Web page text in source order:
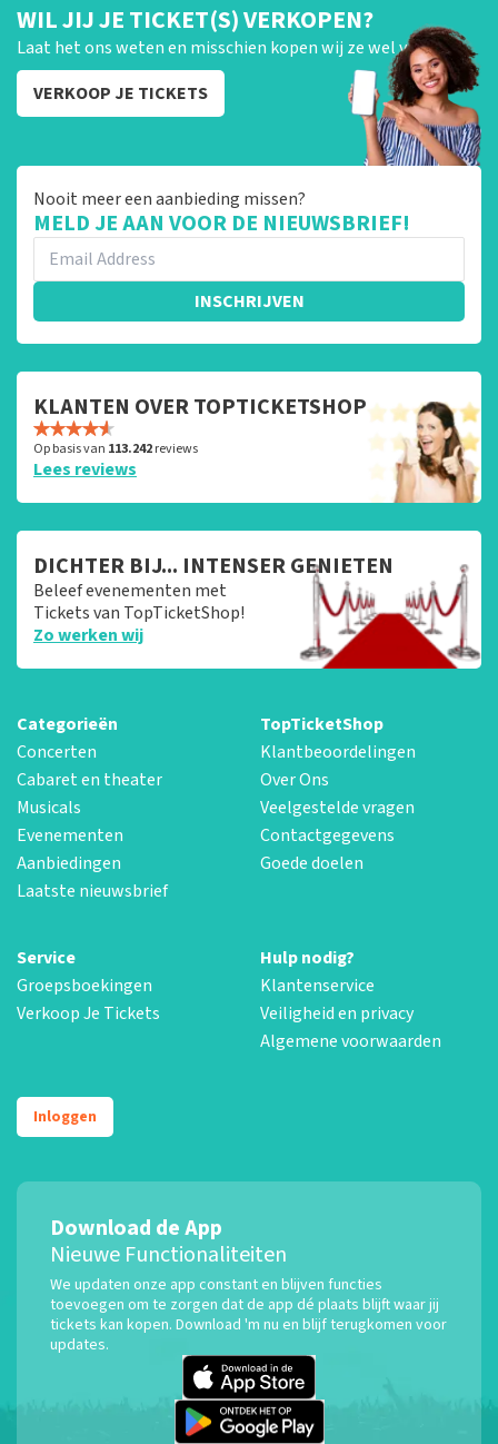
WIL JIJ JE TICKET(S) VERKOPEN?
Laat het ons weten en misschien kopen wij ze wel van je!
VERKOOP JE TICKETS
Nooit meer een aanbieding missen?
MELD JE AAN VOOR DE NIEUWSBRIEF!
INSCHRIJVEN
KLANTEN OVER TOPTICKETSHOP
Op basis van 113.242reviews
Lees reviews
DICHTER BIJ... INTENSER GENIETEN
Beleef evenementen met
Tickets van TopTicketShop!
Zo werken wij
Categorieën
Concerten
Cabaret en theater
Musicals
Evenementen
Aanbiedingen
Laatste nieuwsbrief
TopTicketShop
Klantbeoordelingen
Over Ons
Veelgestelde vragen
Contactgegevens
Goede doelen
Service
Groepsboekingen
Verkoop Je Tickets
Hulp nodig?
Klantenservice
Veiligheid en privacy
Algemene voorwaarden
Inloggen
Download de App
Nieuwe Functionaliteiten
We updaten onze app constant en blijven functies
toevoegen om te zorgen dat de app dé plaats blijft waar jij
tickets kan kopen. Download 'm nu en blijf terugkomen voor
updates.